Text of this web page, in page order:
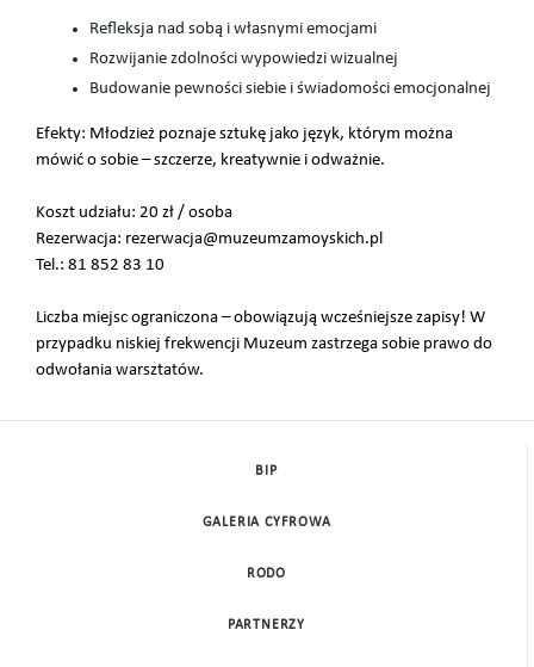
Refleksja nad sobą i własnymi emocjami
Rozwijanie zdolności wypowiedzi wizualnej
Budowanie pewności siebie i świadomości emocjonalnej
Efekty: Młodzież poznaje sztukę jako język, którym można
mówić o sobie – szczerze, kreatywnie i odważnie.
Koszt udziału: 20 zł / osoba
Rezerwacja: rezerwacja@muzeumzamoyskich.pl
Tel.: 81 852 83 10
Liczba miejsc ograniczona – obowiązują wcześniejsze zapisy! W
przypadku niskiej frekwencji Muzeum zastrzega sobie prawo do
odwołania warsztatów.
BIP
GALERIA CYFROWA
RODO
PARTNERZY